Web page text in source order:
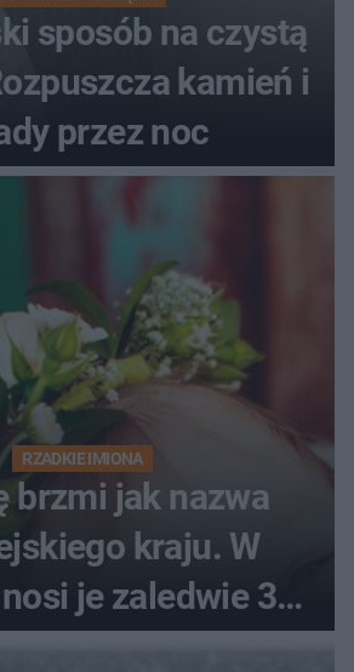
sposób na czystą
kamień i
przez noc
RZADKIE IMIONA
brzmi jak nazwa
kraju. W
je zaledwie 3
kobiety